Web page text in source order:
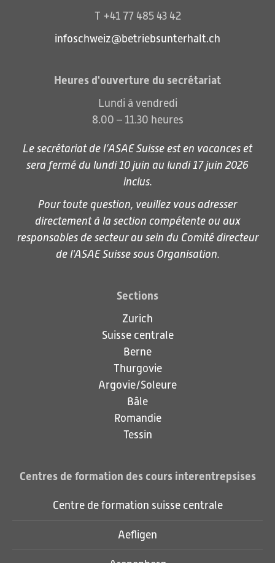
T +41 77 485 43 42
infoschweiz@betriebsunterhalt.ch
Heures d'ouverture du secrétariat
Lundi à vendredi
8.00 – 11.30 heures
Le secrétariat de l’ASAE Suisse est en vacances et
sera fermé du lundi 10 juin au lundi 17 juin 2026
inclus.
Pour toute question, veuillez vous adresser
directement à la section compétente ou aux
responsables de secteur au sein du Comité directeur
de l'ASAE Suisse sous Organisation.
Sections
Zurich
Suisse centrale
Berne
Thurgovie
Argovie/Soleure
Bâle
Romandie
Tessin
Centres de formation des cours interentrepsises
Centre de formation suisse centrale
Aefligen